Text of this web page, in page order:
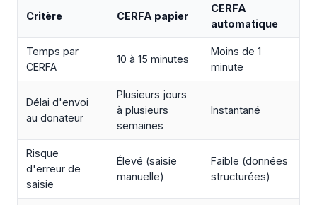
Critère CERFA papier
CERFA
automatique
Temps par
CERFA
10 à 15 minutes
Moins de 1
minute
Délai d'envoi
au donateur
Plusieurs jours
à plusieurs
semaines
Instantané
Risque
d'erreur de
saisie
Élevé (saisie
manuelle)
Faible (données
structurées)